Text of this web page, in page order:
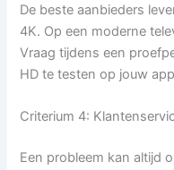
De beste aanbieders
4K. Op een moderne
Vraag tijdens een
HD te testen op jouw
Criterium 4:
Een probleem kan altijd